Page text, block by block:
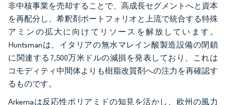
非中核事業を売却することで、高成長セグメントへと資本
を再配分し、希釈剤ポートフォリオと上流で統合する特殊
アミンの拡大に向けてリソースを解放しています。
Huntsmanは、イタリアの無水マレイン酸製造設備の閉鎖
に関連する7,500万米ドルの減損を発表しており、これは
コモディティ中間体よりも樹脂改質剤への注力を再確認す
るものです。
Arkemaは反応性ポリアミドの知見を活かし、欧州の風力